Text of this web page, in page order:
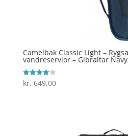
Camelbak Classic Light –
vandreservior – Gibraltar
Vurderet
4.1
kr. 649,00